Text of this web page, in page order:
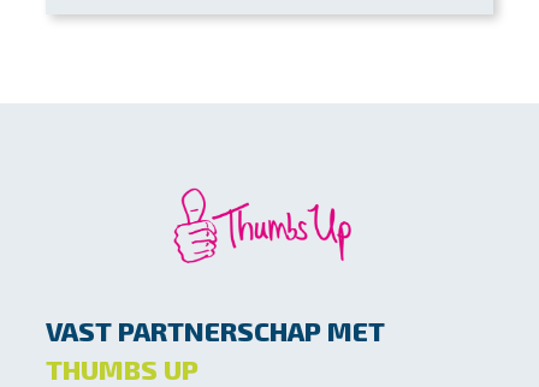
VAST PARTNERSCHAP MET
THUMBS UP